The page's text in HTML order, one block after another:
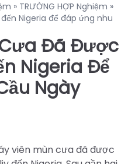
» TRƯỜNG HỢP Nghiệm »
Nigeria để đáp ứng nhu
Đã Được
Nigeria Để
Ngày
viên mùn cưa đã được